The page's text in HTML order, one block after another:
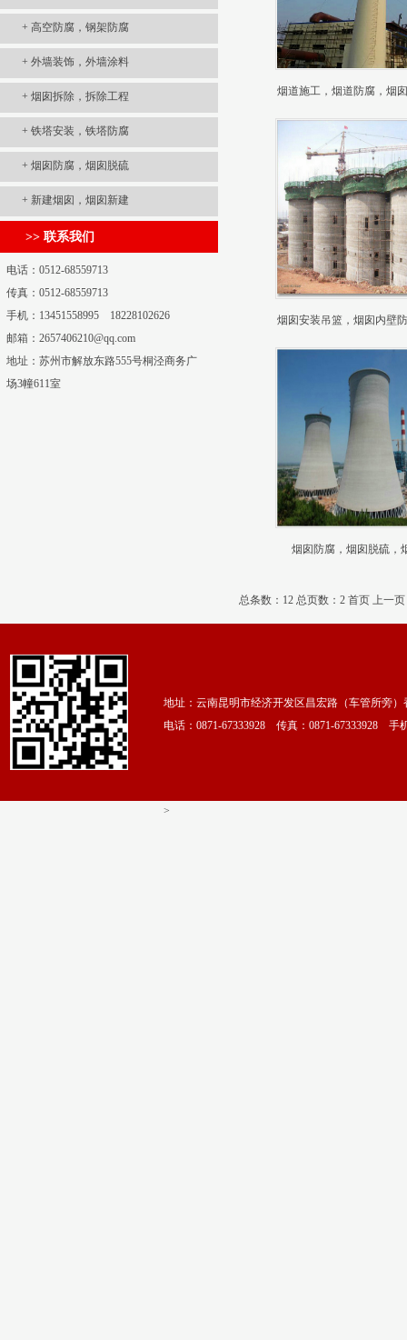
+ 高空防腐，钢架防腐
+ 外墙装饰，外墙涂料
+ 烟囱拆除，拆除工程
+ 铁塔安装，铁塔防腐
+ 烟囱防腐，烟囱脱硫
+ 新建烟囱，烟囱新建
>> 联系我们
电话：0512-68559713
传真：0512-68559713
手机：13451558995 18228102626
邮箱：2657406210@qq.com
地址：苏州市解放东路555号桐泾商务广
场3幢611室
烟道施工，烟道防腐，烟
烟囱安装吊篮，烟囱内壁
烟囱防腐，烟囱脱硫，
总条数：12 总页数：2 首页 上一页
地址：云南昆明市经济开发区昌宏路（车管所旁
电话：0871-67333928 传真：0871-67333928 手
>